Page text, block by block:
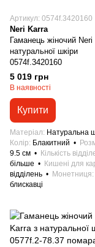
Артикул: 0574f.3420160
Neri Karra
Гаманець жіночий Neri
натуральної шкіри
0574f.3420160
5 019 грн
В наявності
Купити
Матеріал
Натуральна
Колір
Блакитний
9.5 см
Кількість
більше
Кишені для
відділень
Монетниця
блискавці